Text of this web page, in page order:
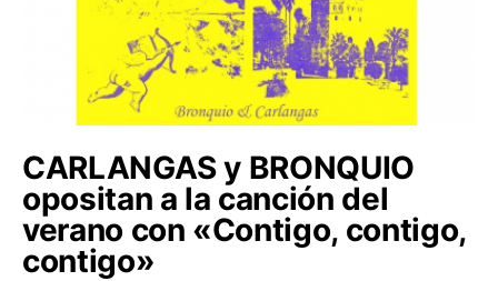
CARLANGAS y BRONQUIO
opositan a la canción del
verano con «Contigo, contigo,
contigo»